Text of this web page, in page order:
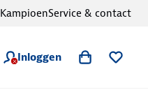
Inloggen
KampioenService & contact